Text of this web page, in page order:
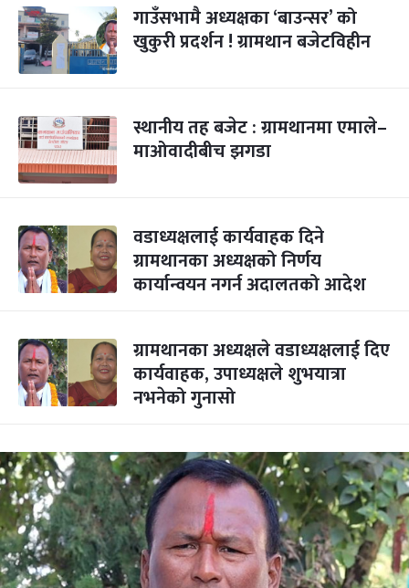
गाउँसभामै अध्यक्षका ‘बाउन्सर’ को
खुकुरी प्रदर्शन ! ग्रामथान बजेटविहीन
स्थानीय तह बजेट : ग्रामथानमा एमाले–
माओवादीबीच झगडा
वडाध्यक्षलाई कार्यवाहक दिने
ग्रामथानका अध्यक्षको निर्णय
कार्यान्वयन नगर्न अदालतको आदेश
ग्रामथानका अध्यक्षले वडाध्यक्षलाई दिए
कार्यवाहक, उपाध्यक्षले शुभयात्रा
नभनेको गुनासो